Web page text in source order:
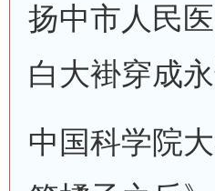
扬中市人民
白大褂穿成
中国科学院